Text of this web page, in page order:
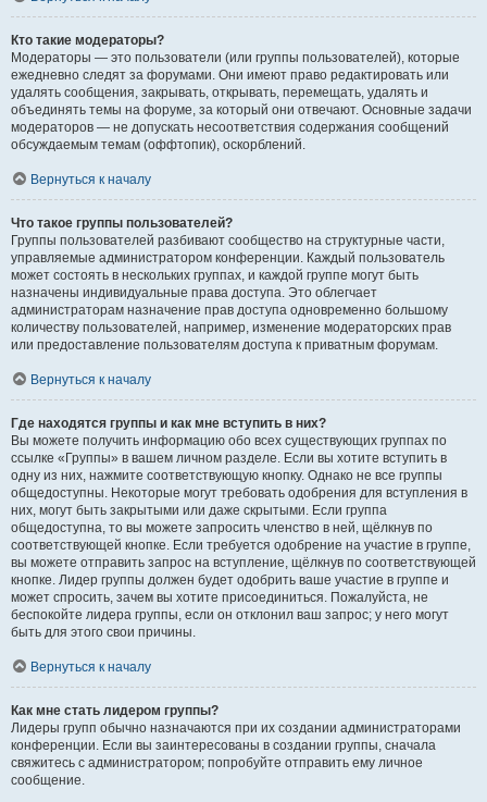
Кто такие модераторы?
Модераторы — это пользователи (или группы пользователей), которые
ежедневно следят за форумами. Они имеют право редактировать или
удалять сообщения, закрывать, открывать, перемещать, удалять и
объединять темы на форуме, за который они отвечают. Основные задачи
модераторов — не допускать несоответствия содержания сообщений
обсуждаемым темам (оффтопик), оскорблений.
Вернуться к началу
Что такое группы пользователей?
Группы пользователей разбивают сообщество на структурные части,
управляемые администратором конференции. Каждый пользователь
может состоять в нескольких группах, и каждой группе могут быть
назначены индивидуальные права доступа. Это облегчает
администраторам назначение прав доступа одновременно большому
количеству пользователей, например, изменение модераторских прав
или предоставление пользователям доступа к приватным форумам.
Вернуться к началу
Где находятся группы и как мне вступить в них?
Вы можете получить информацию обо всех существующих группах по
ссылке «Группы» в вашем личном разделе. Если вы хотите вступить в
одну из них, нажмите соответствующую кнопку. Однако не все группы
общедоступны. Некоторые могут требовать одобрения для вступления в
них, могут быть закрытыми или даже скрытыми. Если группа
общедоступна, то вы можете запросить членство в ней, щёлкнув по
соответствующей кнопке. Если требуется одобрение на участие в группе,
вы можете отправить запрос на вступление, щёлкнув по соответствующей
кнопке. Лидер группы должен будет одобрить ваше участие в группе и
может спросить, зачем вы хотите присоединиться. Пожалуйста, не
беспокойте лидера группы, если он отклонил ваш запрос; у него могут
быть для этого свои причины.
Вернуться к началу
Как мне стать лидером группы?
Лидеры групп обычно назначаются при их создании администраторами
конференции. Если вы заинтересованы в создании группы, сначала
свяжитесь с администратором; попробуйте отправить ему личное
сообщение.